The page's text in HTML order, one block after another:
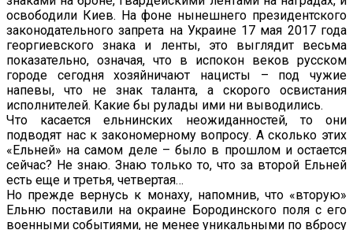
освободили Киев. На фоне нынешнего президентского
законодательного запрета на Украине 17 мая 2017 года
георгиевского знака и ленты, это выглядит весьма
показательно, означая, что в испокон веков русском
городе сегодня хозяйничают нацисты – под чужие
напевы, что не знак таланта, а скорого освистания
исполнителей. Какие бы рулады ими ни выводились.
Что касается ельнинских неожиданностей, то они
подводят нас к закономерному вопросу. А сколько этих
«Ельней» на самом деле – было в прошлом и остается
сейчас? Не знаю. Знаю только то, что за второй Ельней
есть еще и третья, четвертая…
Но прежде вернусь к монаху, напомнив, что «вторую»
Ельню поставили на окраине Бородинского поля с его
военными событиями, не менее уникальными по вбросу